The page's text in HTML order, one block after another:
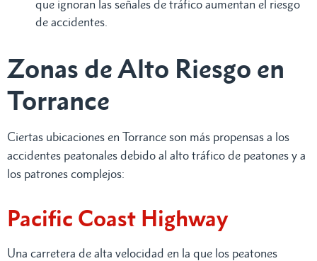
que ignoran las señales de tráfico aumentan el riesgo
de accidentes.
Zonas de Alto Riesgo en
Torrance
Ciertas ubicaciones en Torrance son más propensas a los
accidentes peatonales debido al alto tráfico de peatones y a
los patrones complejos:
Pacific Coast Highway
Una carretera de alta velocidad en la que los peatones